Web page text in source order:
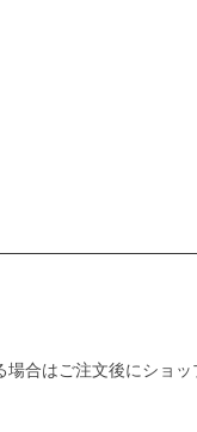
合はご注文後にショッ